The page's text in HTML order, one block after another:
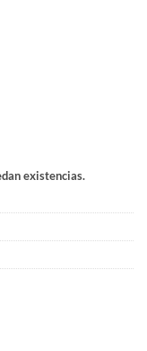
existencias.